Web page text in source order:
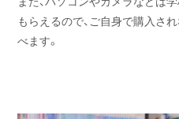
もらえるので、ご自身で購入さ
べます。